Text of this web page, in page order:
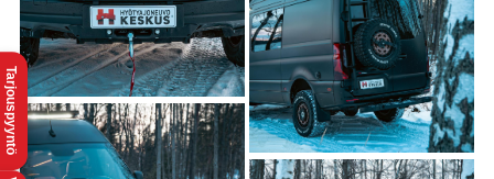
Tarjouspyyntö